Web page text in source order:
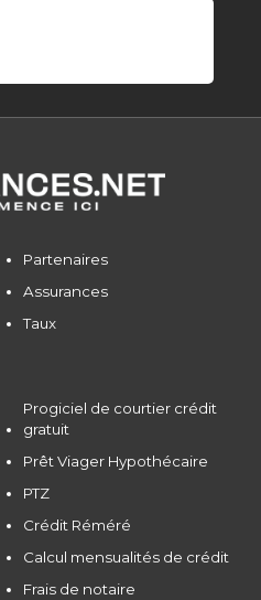
Partenaires
Assurances
Taux
Progiciel de courtier crédit
gratuit
Prêt Viager Hypothécaire
PTZ
Crédit Réméré
Calcul mensualités de crédit
Frais de notaire